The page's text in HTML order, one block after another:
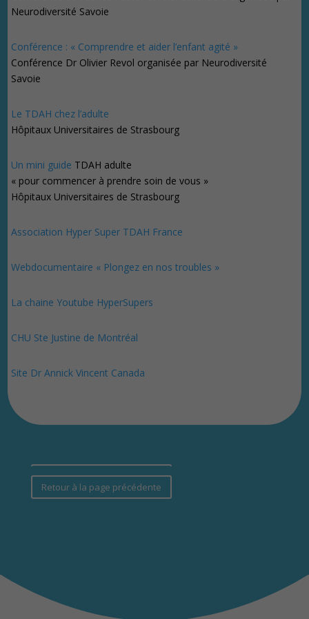
Neurodiversité Savoie
Conférence : « Comprendre et aider l’enfant agité »
Conférence Dr Olivier Revol organisée par Neurodiversité
Savoie
Le TDAH chez l’adulte
Hôpitaux Universitaires de Strasbourg
Un mini guide TDAH adulte
« pour commencer à prendre soin de vous »
Hôpitaux Universitaires de Strasbourg
Association Hyper Super TDAH France
Webdocumentaire « Plongez en nos troubles »
La chaine Youtube HyperSupers
CHU Ste Justine de Montréal
Site Dr Annick Vincent Canada
Retour à la page précédente
Retour à la page précédente